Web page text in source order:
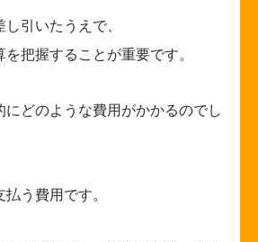
引いたうえで、
把握することが重要です。
にどのような費用がかかるのでし
う費用です。